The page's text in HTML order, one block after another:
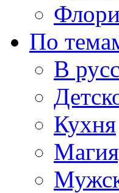
По
В
Кухня